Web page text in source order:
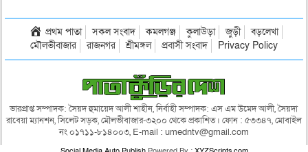
প্রথম পাতা সকল সংবাদ কমলগঞ্জ কুলাউড়া জুড়ী
বড়লেখা
মৌলভীবাজার
রাজনগর শ্রীমঙ্গল প্রবাসী সংবাদ Privacy Policy
ভারপ্রাপ্ত সম্পাদক: সৈয়দ হুমায়েদ আলী শাহীন, নির্বাহী সম্পাদক: এস এম উমেদ আলী, সৈয়দা
রাবেয়া ম্যানশন, সিলেট সড়ক, মৌলভীবাজার-৩২০০ থেকে প্রকাশিত। ফোন : ৫৩৩৪৭, মোবাইল
নং ০১৭১১-৮১৪০০৩, E-mail : umedntv@gmail.com